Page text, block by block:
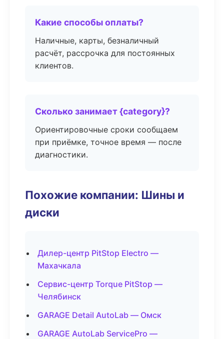
Какие способы оплаты?
Наличные, карты, безналичный
расчёт, рассрочка для постоянных
клиентов.
Сколько занимает {category}?
Ориентировочные сроки сообщаем
при приёмке, точное время — после
диагностики.
Похожие компании: Шины и
диски
Дилер-центр PitStop Electro —
Махачкала
Сервис-центр Torque PitStop —
Челябинск
GARAGE Detail AutoLab — Омск
GARAGE AutoLab ServicePro —